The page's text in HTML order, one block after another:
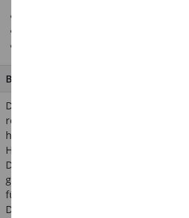
BESCHREIBUNG
Der Premium-Schnauzbart überzeugt
realistische Optik und Qualität. Jeder
hochwertigem Kunsthaar
Haarstruktur und angenehmen
Dank der natürlichen Farbtöne lässt
gewünschtes Erscheinungsbild
für Karneval, Mottopartys oder Theater.
Die beiliegenden Klebestreifen